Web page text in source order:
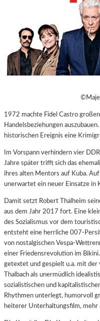
1972 machte Fidel Castro
Handelsbeziehungen
historischen Ereignis eine
Im Vorspann verhindern vier
Jahre später trifft sich das
ihres alten Mentors auf Kuba.
unerwartet ein neuer Einsatze in
Damit setzt Robert Thalheim
aus dem Jahr 2017 fort. Eine
des Sozialismus vor dem
entsteht eine herrliche 007-
von nostalgischen Vespa-
einer Friedensrevolution im
getextet und gespielt u.a. mit der
Thalbach als unermüdlich
sozialistischen und
Rhythmen unterlegt, humorvoll
heiterer Unterhaltungsfilm, mehr